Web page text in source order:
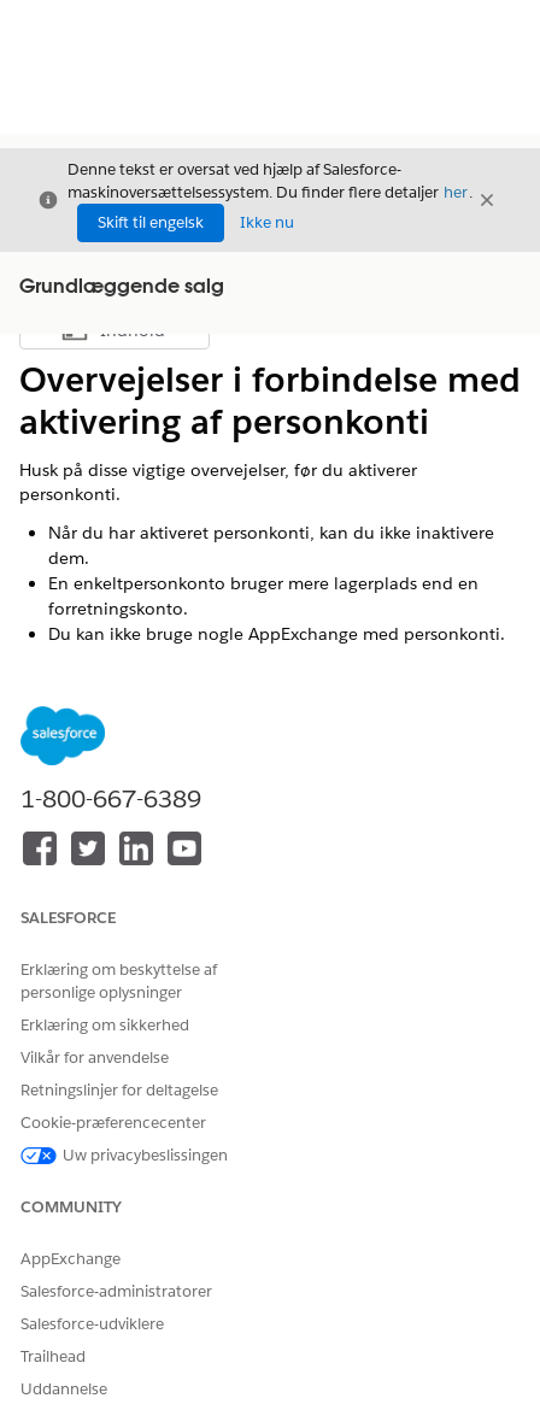
Luk
Denne tekst er oversat ved hjælp af Salesforce-
maskinoversættelsessystem. Du finder flere detaljer her.
Skift til engelsk
Ikke nu
Luk
Grundlæggende salg
Vis indholdsfortegnelse
Indhold
Overvejelser i forbindelse med
aktivering af personkonti
Husk på disse vigtige overvejelser, før du aktiverer
personkonti.
Når du har aktiveret personkonti, kan du ikke inaktivere
dem.
En enkeltpersonkonto bruger mere lagerplads end en
forretningskonto.
Du kan ikke bruge nogle AppExchange med personkonti.
at personkonti er kompatible med de apps, du har brug
for.
Nogle Salesforce-funktioner fungerer anderledes med
personkonti. Gennemse
brug af personkonti
mellem personkonti, forretningskonti og kontakter.
Giv os besked, så vi kan forbedre os!
1-800-667-6389
SALESFORCE
Erklæring om beskyttelse af
personlige oplysninger
Erklæring om sikkerhed
Vilkår for anvendelse
Retningslinjer for deltagelse
Cookie-præferencecenter
Uw privacybeslissingen
COMMUNITY
AppExchange
Salesforce-administratorer
Salesforce-udviklere
Trailhead
Uddannelse